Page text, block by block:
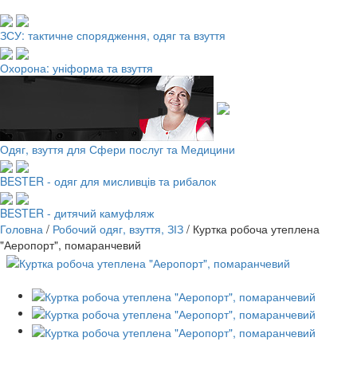
ЗСУ: тактичне спорядження, одяг та взуття
Охорона: уніформа та взуття
Одяг, взуття для Сфери послуг та Медицини
BESTER - одяг для мисливців та рибалок
BESTER - дитячий камуфляж
Головна / Робочий одяг, взуття, ЗІЗ / Куртка робоча утеплена
"Аеропорт", помаранчевий